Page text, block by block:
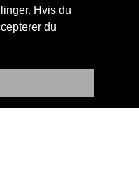
Hvis du
du